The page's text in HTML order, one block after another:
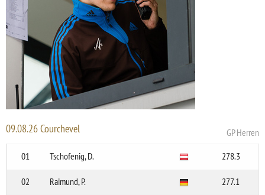
09.08.26 Courchevel
GP Herren
01
Tschofenig, D. 278.3
02 Raimund, P. 277.1